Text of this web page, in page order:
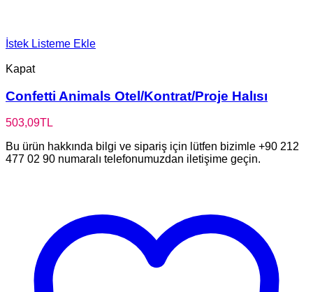
İstek Listeme Ekle
Kapat
Confetti Animals Otel/Kontrat/Proje Halısı
503,09TL
Bu ürün hakkında bilgi ve sipariş için lütfen bizimle +90 212
477 02 90 numaralı telefonumuzdan iletişime geçin.